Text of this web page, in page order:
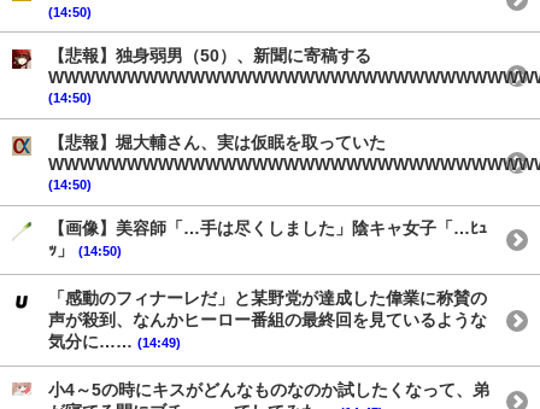
(14:50)
【悲報】独身弱男（50）、新聞に寄稿する
(14:50)
【悲報】堀大輔さん、実は仮眠を取っていた
(14:50)
【画像】美容師「…手は尽くしました」陰キャ女子「…ﾋｭ
ｯ」
(14:50)
「感動のフィナーレだ」と某野党が達成した偉業に称賛の
声が殺到、なんかヒーロー番組の最終回を見ているような
気分に…… (14:49)
小4～5の時にキスがどんなものなのか試したくなって、弟